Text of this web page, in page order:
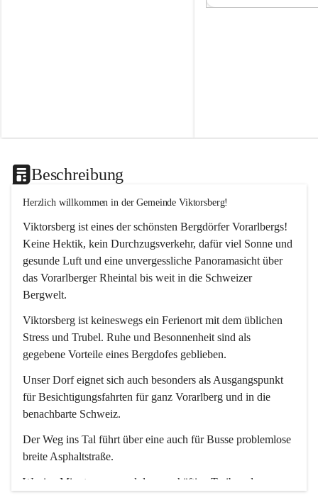
Beschreibung
Herzlich willkommen in der Gemeinde Viktorsberg!
Viktorsberg ist eines der schönsten Bergdörfer Vorarlbergs!
Keine Hektik, kein Durchzugsverkehr, dafür viel Sonne und
gesunde Luft und eine unvergessliche Panoramasicht über
das Vorarlberger Rheintal bis weit in die Schweizer
Bergwelt.
Viktorsberg ist keineswegs ein Ferienort mit dem üblichen
Stress und Trubel. Ruhe und Besonnenheit sind als
gegebene Vorteile eines Bergdofes geblieben.
Unser Dorf eignet sich auch besonders als Ausgangspunkt
für Besichtigungsfahrten für ganz Vorarlberg und in die
benachbarte Schweiz.
Der Weg ins Tal führt über eine auch für Busse problemlose
breite Asphaltstraße.
Wenige Minuten nur, und das geschäftige Treiben der